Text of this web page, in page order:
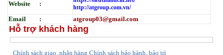
Website :
http://atgroup.com.vn/
Email : atgroup03@gmail.com
Hỗ trợ khách hàng
Chính sách giao, nhận hàng Chính sách bảo hành, bảo trì